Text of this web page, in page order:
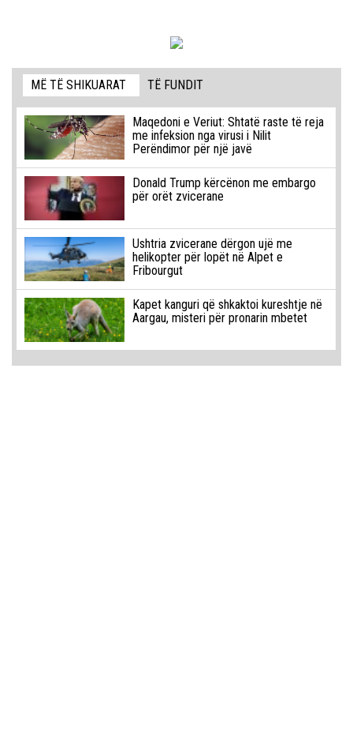
MË TË SHIKUARAT TË FUNDIT
Maqedoni e Veriut: Shtatë raste të reja
me infeksion nga virusi i Nilit
Perëndimor për një javë
Donald Trump kërcënon me embargo
për orët zvicerane
Ushtria zvicerane dërgon ujë me
helikopter për lopët në Alpet e
Fribourgut
Kapet kanguri që shkaktoi kureshtje në
Aargau, misteri për pronarin mbetet